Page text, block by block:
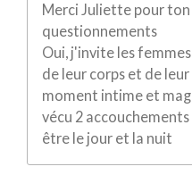
Merci Juliette pour
questionnements
Oui, j'invite les
de leur corps et de
moment intime et
vécu 2
être le jour et la nuit